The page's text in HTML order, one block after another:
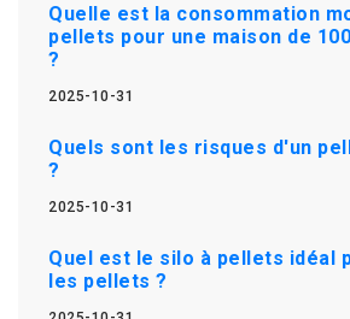
Quelle est la consommation
pellets pour une maison de
?
2025-10-31
Quels sont les risques d'un
?
2025-10-31
Quel est le silo à pellets idéal
les pellets ?